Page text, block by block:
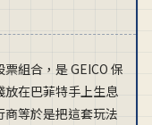
組合，是 GEICO 保
放在巴菲特手上生息
等於是把這套玩法